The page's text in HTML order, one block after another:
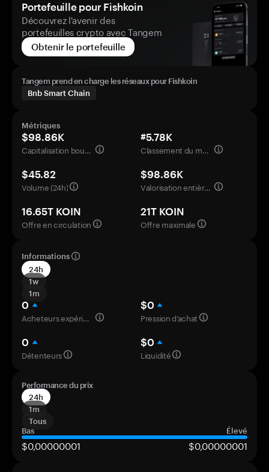
Portefeuille pour Fishkoin
Découvrez l'avenir des
portefeuilles crypto avec Tangem
Obtenir le portefeuille
Tangem prend en charge les réseaux pour Fishkoin
Bnb Smart Chain
Métriques
$98.86K
Capitalisation boursière
#5.78K
Classement du marché
$45.82
Volume (24h)
$98.86K
Valorisation entièrement diluée
16.65T KOIN
Offre en circulation
21T KOIN
Offre maximale
Informations
24h
1w
1m
0
Acheteurs expérimentés
$0
Pression d’achat
0
Détenteurs
$0
Liquidité
Performance du prix
24h
1m
Tous
Bas
Élevé
$0,00000001 $0,00000001